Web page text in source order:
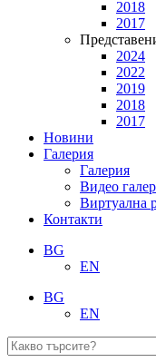
2018
2017
2024
2022
2019
2018
2017
Новини
Галерия
Галерия
Видео
Виртуална
Контакти
BG
EN
BG
EN